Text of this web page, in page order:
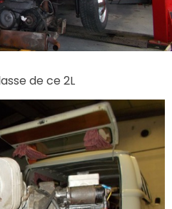
de ce 2L